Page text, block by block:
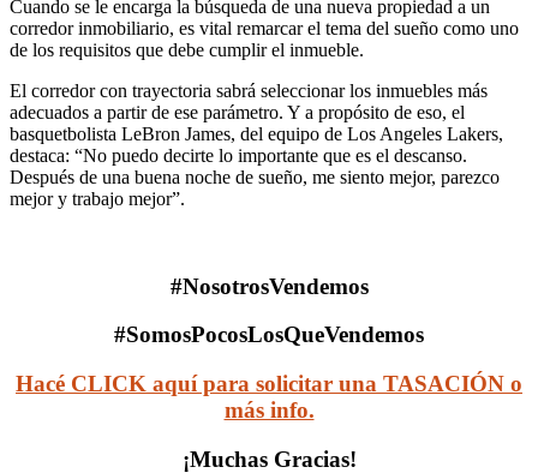
Cuando se le encarga la búsqueda de una nueva propiedad a un
corredor inmobiliario, es vital remarcar el tema del sueño como uno
de los requisitos que debe cumplir el inmueble.
El corredor con trayectoria sabrá seleccionar los inmuebles más
adecuados a partir de ese parámetro. Y a propósito de eso, el
basquetbolista LeBron James, del equipo de Los Angeles Lakers,
destaca: “No puedo decirte lo importante que es el descanso.
Después de una buena noche de sueño, me siento mejor, parezco
mejor y trabajo mejor”.
#NosotrosVendemos
#SomosPocosLosQueVendemos
Hacé CLICK aquí para solicitar una TASACIÓN o
más info.
¡Muchas Gracias!